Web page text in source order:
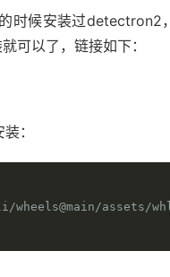
时候安装过detectron2
可以了，链接如下：
：
assets/